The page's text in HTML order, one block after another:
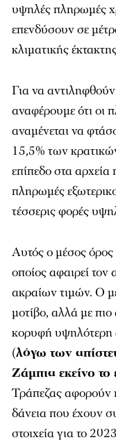
υψηλές πληρωμές
επενδύσουν σε
κλιματικής
Για να
αναφέρουμε ότι οι
αναμένεται να
15,5% των
επίπεδο στα
πληρωμές
τέσσερις φορές
Αυτός ο μέσος όρος
οποίος αφαιρεί
ακραίων τιμών. Ο
μοτίβο, αλλά με πιο
κορυφή υψηλότερη
(λόγω των
Ζάμπια εκείνο το
Τράπεζας αφορούν
δάνεια που έχουν
στοιχεία για το